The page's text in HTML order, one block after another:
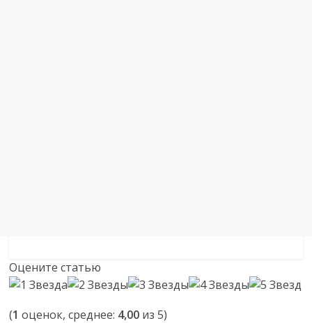
Оцените статью
(1 оценок, среднее: 4,00 из 5)